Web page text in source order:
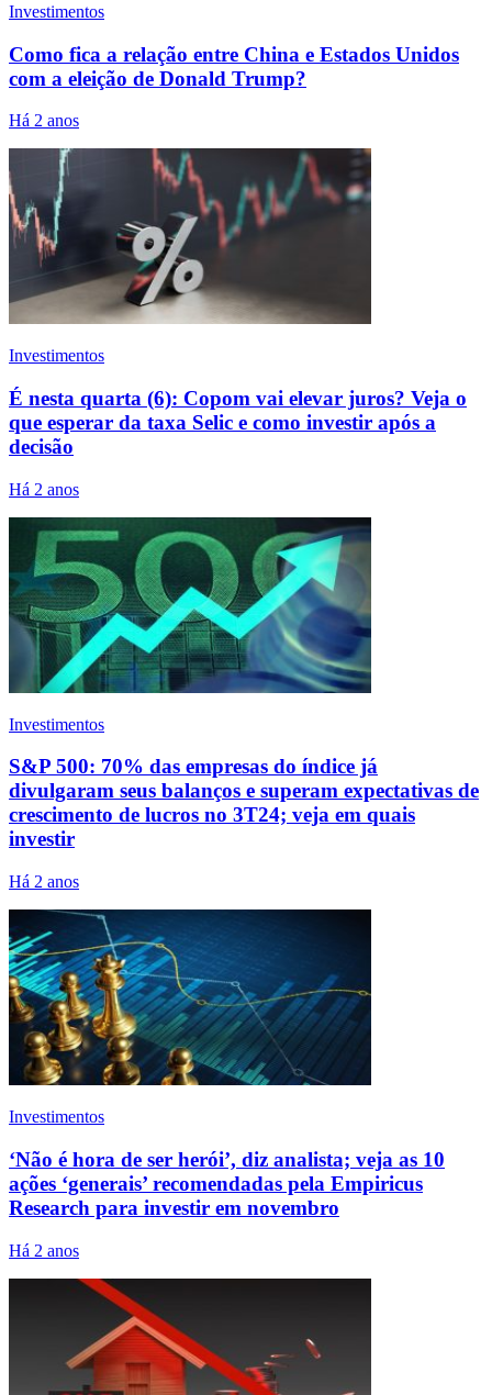
Investimentos
Como fica a relação entre China e Estados Unidos
com a eleição de Donald Trump?
Há 2 anos
Investimentos
É nesta quarta (6): Copom vai elevar juros? Veja o
que esperar da taxa Selic e como investir após a
decisão
Há 2 anos
Investimentos
S&P 500: 70% das empresas do índice já
divulgaram seus balanços e superam expectativas de
crescimento de lucros no 3T24; veja em quais
investir
Há 2 anos
Investimentos
‘Não é hora de ser herói’, diz analista; veja as 10
ações ‘generais’ recomendadas pela Empiricus
Research para investir em novembro
Há 2 anos